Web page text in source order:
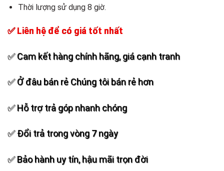
Thời lượng sử dụng 8 giờ.
✅ Liên hệ để có giá tốt nhất
✅ Cam kết hàng chính hãng, giá cạnh tranh
✅ Ở đâu bán rẻ Chúng tôi bán rẻ hơn
✅ Hỗ trợ trả góp nhanh chóng
✅ Đổi trả trong vòng 7 ngày
✅ Bảo hành uy tín, hậu mãi trọn đời